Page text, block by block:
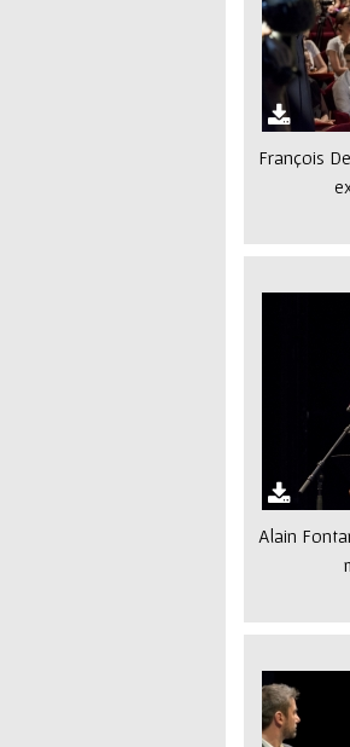
François
Alain